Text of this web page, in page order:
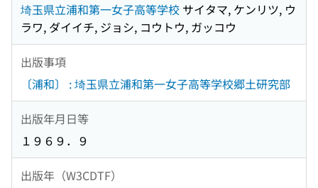
埼玉県立浦和第一女子高等学校 サイタマ, ケンリツ, ウ
ラワ, ダイイチ, ジョシ, コウトウ, ガッコウ
出版事項
〔浦和〕 : 埼玉県立浦和第一女子高等学校郷土研究部
出版年月日等
１９６９．９
出版年（W3CDTF）